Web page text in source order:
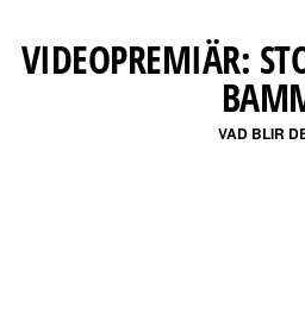
VIDEOPREMIÄR:
VAD BLIR